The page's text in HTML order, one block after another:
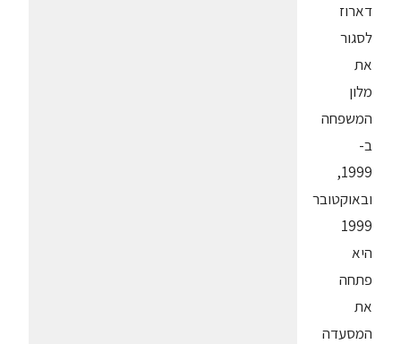
דארוז
לסגור
את
מלון
המשפחה
ב-
1999,
ובאוקטובר
1999
היא
פתחה
את
המסעדה